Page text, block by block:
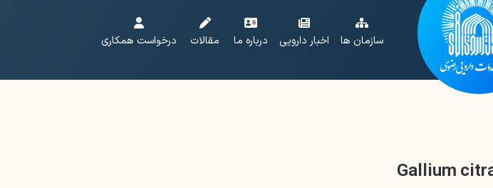
سازمان ها اخبار دارویی درباره ما مقالات درخواست همکاری
Gallium